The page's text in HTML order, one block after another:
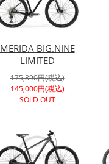
MERIDA BIG.NINE
LIMITED
175,890円(税込)
145,000円(税込)
SOLD OUT